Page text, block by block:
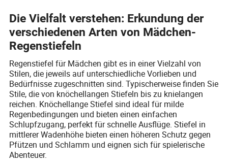
Die Vielfalt verstehen: Erkundung der
verschiedenen Arten von Mädchen-
Regenstiefeln
Regenstiefel für Mädchen gibt es in einer Vielzahl von
Stilen, die jeweils auf unterschiedliche Vorlieben und
Bedürfnisse zugeschnitten sind. Typischerweise finden Sie
Stile, die von knöchellangen Stiefeln bis zu knielangen
reichen. Knöchellange Stiefel sind ideal für milde
Regenbedingungen und bieten einen einfachen
Schlupfzugang, perfekt für schnelle Ausflüge. Stiefel in
mittlerer Wadenhöhe bieten einen höheren Schutz gegen
Pfützen und Schlamm und eignen sich für spielerische
Abenteuer.